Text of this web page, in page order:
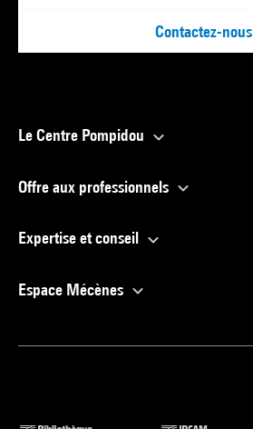
Contactez-nous
Le Centre Pompidou
Offre aux professionnels
Expertise et conseil
Espace Mécènes